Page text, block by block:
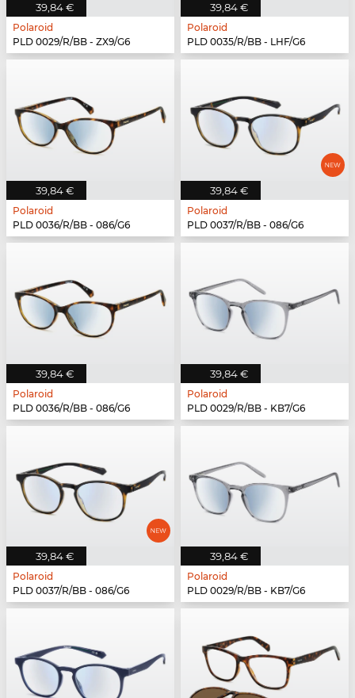
39,84 €
Polaroid
PLD 0029/R/BB - ZX9/G6
39,84 €
Polaroid
PLD 0035/R/BB - LHF/G6
39,84 €
Polaroid
PLD 0036/R/BB - 086/G6
39,84 €
Polaroid
PLD 0037/R/BB - 086/G6
39,84 €
Polaroid
PLD 0036/R/BB - 086/G6
39,84 €
Polaroid
PLD 0029/R/BB - KB7/G6
39,84 €
Polaroid
PLD 0037/R/BB - 086/G6
39,84 €
Polaroid
PLD 0029/R/BB - KB7/G6